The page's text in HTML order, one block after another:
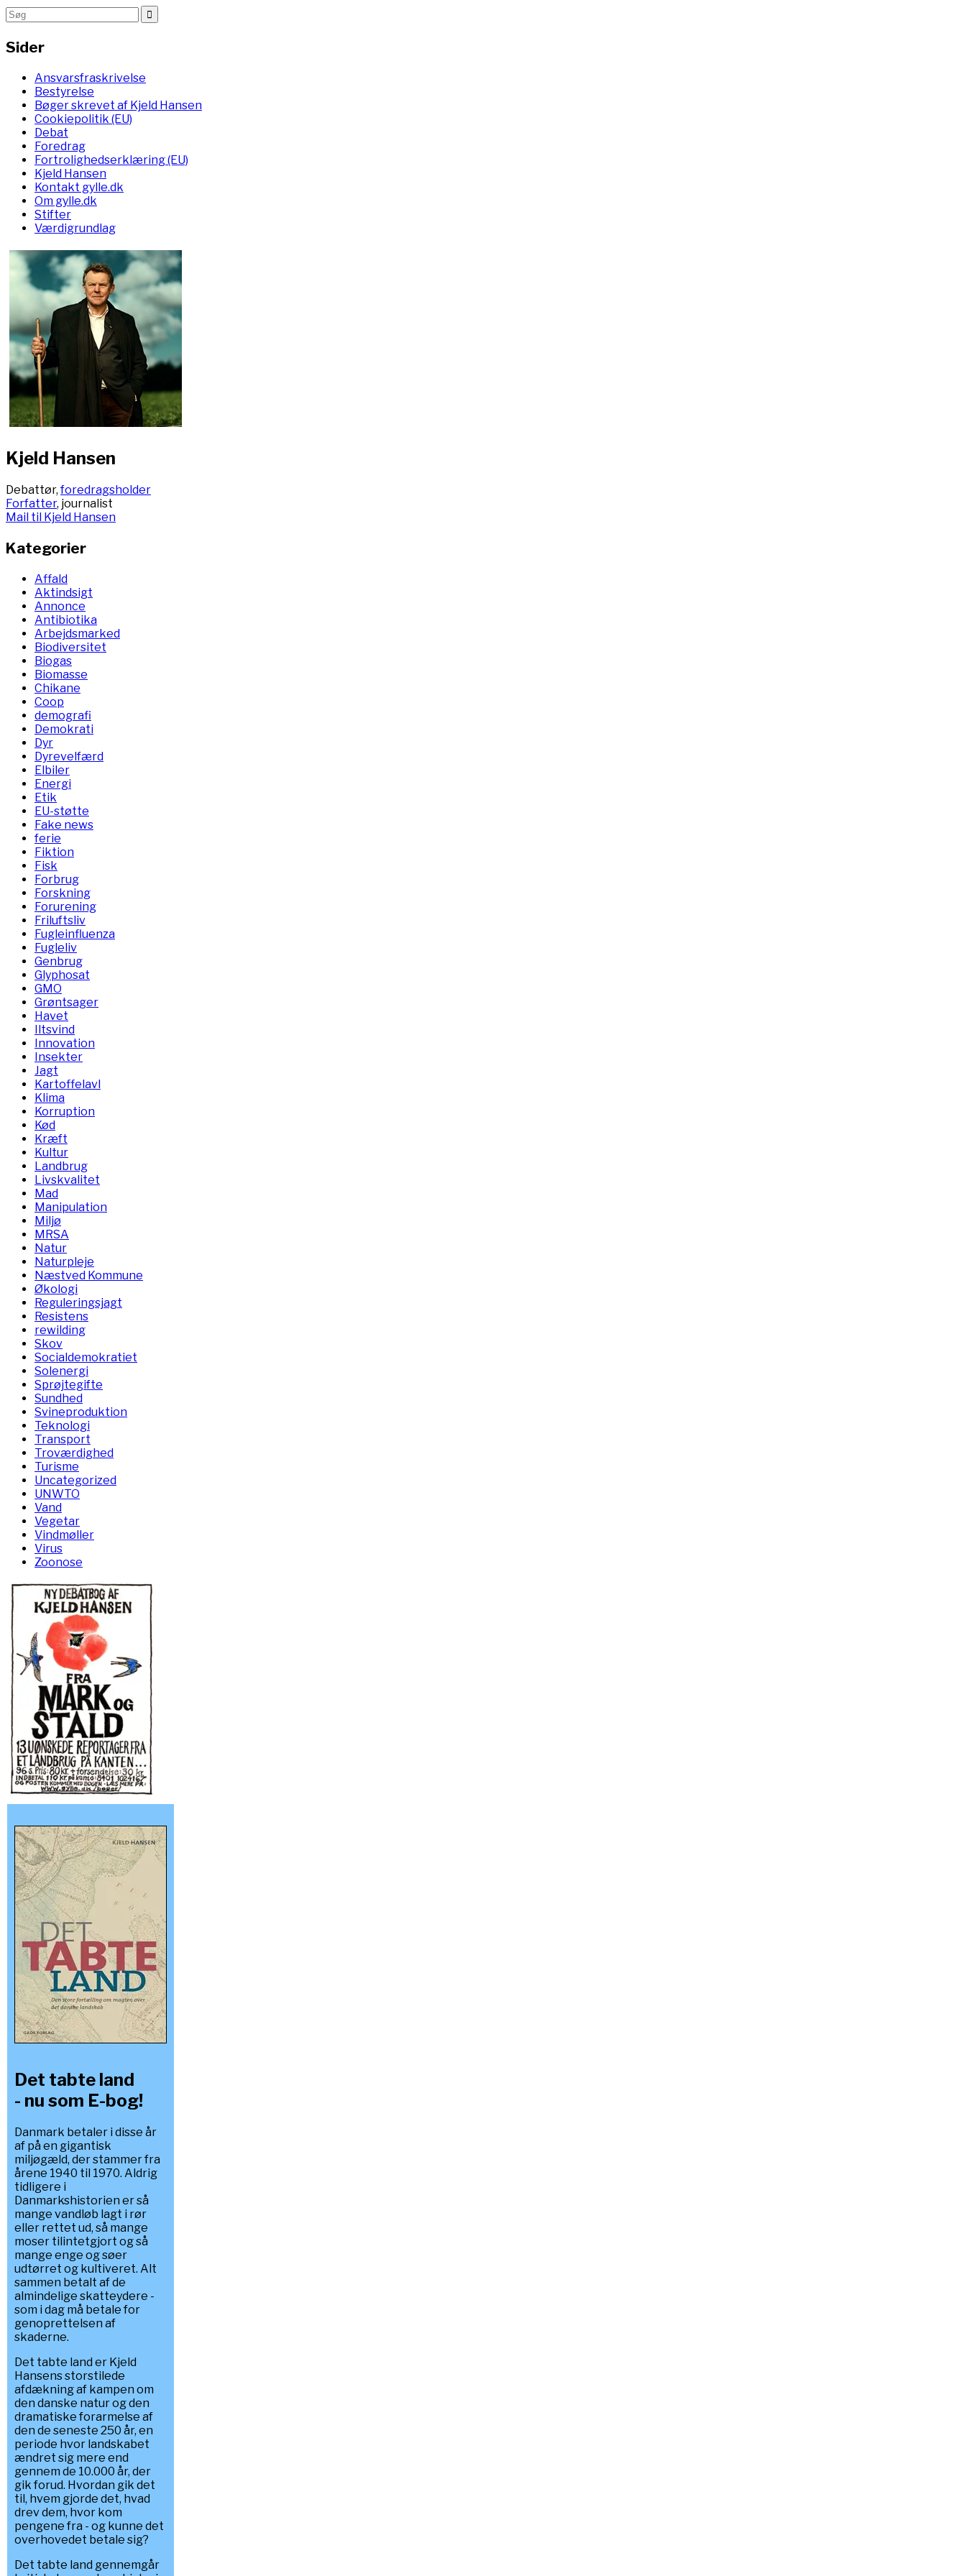
Sider
Ansvarsfraskrivelse
Bestyrelse
Bøger skrevet af Kjeld Hansen
Cookiepolitik (EU)
Debat
Foredrag
Fortrolighedserklæring (EU)
Kjeld Hansen
Kontakt gylle.dk
Om gylle.dk
Stifter
Værdigrundlag
Kjeld Hansen
Debattør,foredragsholder
Forfatter, journalist
Mail til Kjeld Hansen
Kategorier
Affald
Aktindsigt
Annonce
Antibiotika
Arbejdsmarked
Biodiversitet
Biogas
Biomasse
Chikane
Coop
demografi
Demokrati
Dyr
Dyrevelfærd
Elbiler
Energi
Etik
EU-støtte
Fake news
ferie
Fiktion
Fisk
Forbrug
Forskning
Forurening
Friluftsliv
Fugleinfluenza
Fugleliv
Genbrug
Glyphosat
GMO
Grøntsager
Havet
Iltsvind
Innovation
Insekter
Jagt
Kartoffelavl
Klima
Korruption
Kød
Kræft
Kultur
Landbrug
Livskvalitet
Mad
Manipulation
Miljø
MRSA
Natur
Naturpleje
Næstved Kommune
Økologi
Reguleringsjagt
Resistens
rewilding
Skov
Socialdemokratiet
Solenergi
Sprøjtegifte
Sundhed
Svineproduktion
Teknologi
Transport
Troværdighed
Turisme
Uncategorized
UNWTO
Vand
Vegetar
Vindmøller
Virus
Zoonose
Det tabte land
- nu som E-bog!
Danmark betaler i disse år
af på en gigantisk
miljøgæld, der stammer fra
årene 1940 til 1970. Aldrig
tidligere i
Danmarkshistorien er så
mange vandløb lagt i rør
eller rettet ud, så mange
moser tilintetgjort og så
mange enge og søer
udtørret og kultiveret. Alt
sammen betalt af de
almindelige skatteydere -
som i dag må betale for
genoprettelsen af
skaderne.
Det tabte land er Kjeld
Hansens storstilede
afdækning af kampen om
den danske natur og den
dramatiske forarmelse af
den de seneste 250 år, en
periode hvor landskabet
ændret sig mere end
gennem de 10.000 år, der
gik forud. Hvordan gik det
til, hvem gjorde det, hvad
drev dem, hvor kom
pengene fra - og kunne det
overhovedet betale sig?
Det tabte land gennemgår